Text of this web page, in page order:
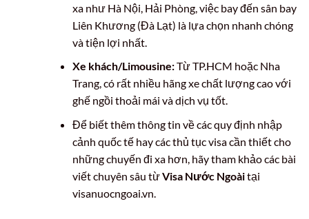
xa như Hà Nội, Hải Phòng, việc bay đến sân bay
Liên Khương (Đà Lạt) là lựa chọn nhanh chóng
và tiện lợi nhất.
Xe khách/Limousine:Từ TP.HCM hoặc Nha
Trang, có rất nhiều hãng xe chất lượng cao với
ghế ngồi thoải mái và dịch vụ tốt.
Để biết thêm thông tin về các quy định nhập
cảnh quốc tế hay các thủ tục visa cần thiết cho
những chuyến đi xa hơn, hãy tham khảo các bài
viết chuyên sâu từVisa Nước Ngoàitại
visanuocngoai.vn.